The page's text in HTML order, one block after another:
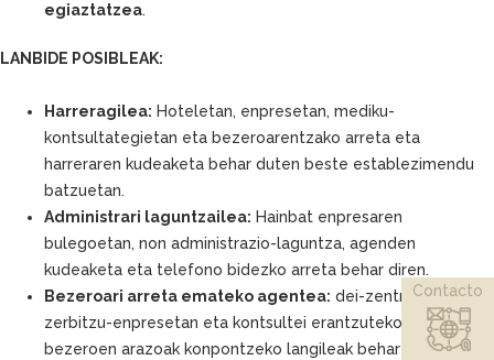
egiaztatzea.
LANBIDE POSIBLEAK:
Harreragilea: Hoteletan, enpresetan, mediku-
kontsultategietan eta bezeroarentzako arreta eta
harreraren kudeaketa behar duten beste establezimendu
batzuetan.
Administrari laguntzailea: Hainbat enpresaren
bulegoetan, non administrazio-laguntza, agenden
kudeaketa eta telefono bidezko arreta behar diren.
Bezeroari arreta emateko agentea: dei-zentroetan,
zerbitzu-enpresetan eta kontsultei erantzuteko eta
bezeroen arazoak konpontzeko langileak behar dituen
Contacto